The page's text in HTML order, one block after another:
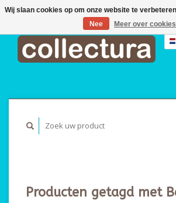
Producten getagd met
Wij slaan cookies op om onze website te
Nee
Meer over